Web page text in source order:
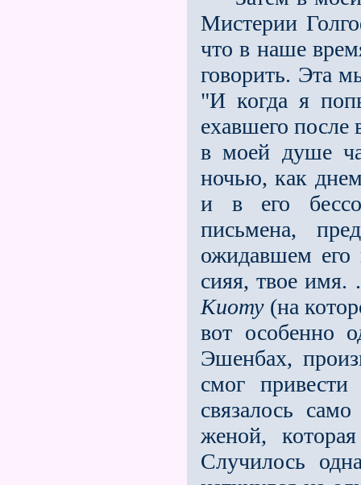
Мистерии
что в наше
говорить. Эта
"И когда я
ехавшего после
в моей душе
ночью, как
и в его
письмена,
ожидавшем его
сияя, твое имя.
Киоту(на
вот особенно
Эшенбах,
смог
связалось
женой,
Случилось